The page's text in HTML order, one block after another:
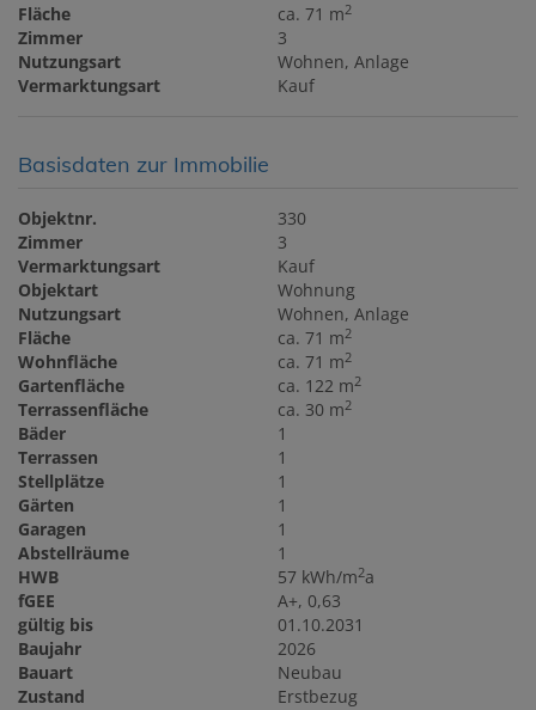
Fläche ca. 71 m2
Zimmer
3
Nutzungsart
Wohnen Anlage
Vermarktungsart
Kauf
Basisdaten zur Immobilie
Objektnr.
330
Zimmer
3
Vermarktungsart
Kauf
Objektart
Wohnung
Nutzungsart
Wohnen Anlage
Fläche
ca. 71 m2
Wohnfläche ca. 71 m2
Gartenfläche ca. 122 m2
Terrassenfläche ca. 30 m2
Bäder
1
Terrassen
1
Stellplätze
1
Gärten
1
Garagen
1
Abstellräume
1
HWB
57 kWh/m2a
fGEE
A+, 0,63
gültig bis
01.10.2031
Baujahr
2026
Bauart
Neubau
Zustand
Erstbezug